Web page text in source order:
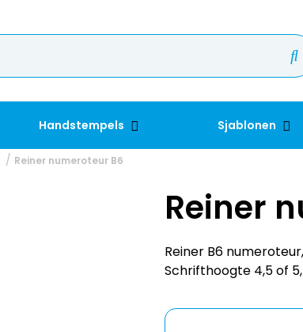
Handstempels Sjablonen
Reiner numeroteur B6
Reiner
Reiner B6
Schrifthoogte 4,5 of